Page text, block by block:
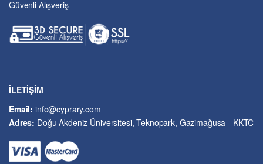
Fen Bilimleri
Güzel Sanatlar
İşletme ve Yönetim
Kriminoloji ve Güvenlik
Kütüphane-Arşiv-Müze
Güvenli Alışveriş
İLETİŞİM
Email:info@cyprary.com
Adres: Doğu Akdeniz Üniversitesi, Teknopark, Gazimağusa - KKTC